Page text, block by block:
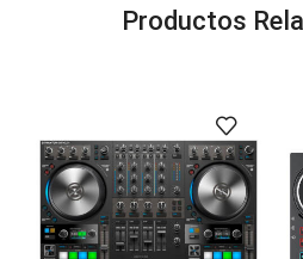
Productos